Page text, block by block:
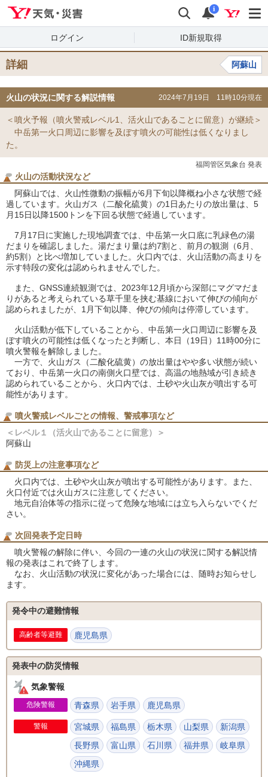
検索 通知
i
ログイン ID新規取得
詳細 阿蘇山
火山の状況に関する解説情報 2024年7月19日 11時10分現在
＜噴火予報（噴火警戒レベル1、活火山であることに留意）が継続＞
中岳第一火口周辺に影響を及ぼす噴火の可能性は低くなりまし
た。
福岡管区気象台 発表
火山の活動状況など
阿蘇山では、火山性微動の振幅が6月下旬以降概ね小さな状態で経
過しています。火山ガス（二酸化硫黄）の1日あたりの放出量は、5
月15日以降1500トンを下回る状態で経過しています。
7月17日に実施した現地調査では、中岳第一火口底に乳緑色の湯
だまりを確認しました。湯だまり量は約7割と、前月の観測（6月、
約5割）と比べ増加していました。火口内では、火山活動の高まりを
示す特段の変化は認められませんでした。
また、GNSS連続観測では、2023年12月頃から深部にマグマだま
りがあると考えられている草千里を挟む基線において伸びの傾向が
認められましたが、1月下旬以降、伸びの傾向は停滞しています。
火山活動が低下していることから、中岳第一火口周辺に影響を及
ぼす噴火の可能性は低くなったと判断し、本日（19日）11時00分に
噴火警報を解除しました。
一方で、火山ガス（二酸化硫黄）の放出量はやや多い状態が続い
ており、中岳第一火口の南側火口壁では、高温の地熱域が引き続き
認められていることから、火口内では、土砂や火山灰が噴出する可
能性があります。
噴火警戒レベルごとの情報、警戒事項など
＜レベル１（活火山であることに留意）＞
阿蘇山
防災上の注意事項など
火口内では、土砂や火山灰が噴出する可能性があります。また、
火口付近では火山ガスに注意してください。
地元自治体等の指示に従って危険な地域には立ち入らないでくだ
さい。
次回発表予定日時
噴火警報の解除に伴い、今回の一連の火山の状況に関する解説情
報の発表はこれで終了します。
なお、火山活動の状況に変化があった場合には、随時お知らせし
ます。
発令中の避難情報
高齢者等避難 鹿児島県
発表中の防災情報
気象警報
危険警報 青森県 岩手県 鹿児島県
警報 宮城県 福島県 栃木県 山梨県
新潟県
長野県
富山県 石川県 福井県
岐阜県
沖縄県